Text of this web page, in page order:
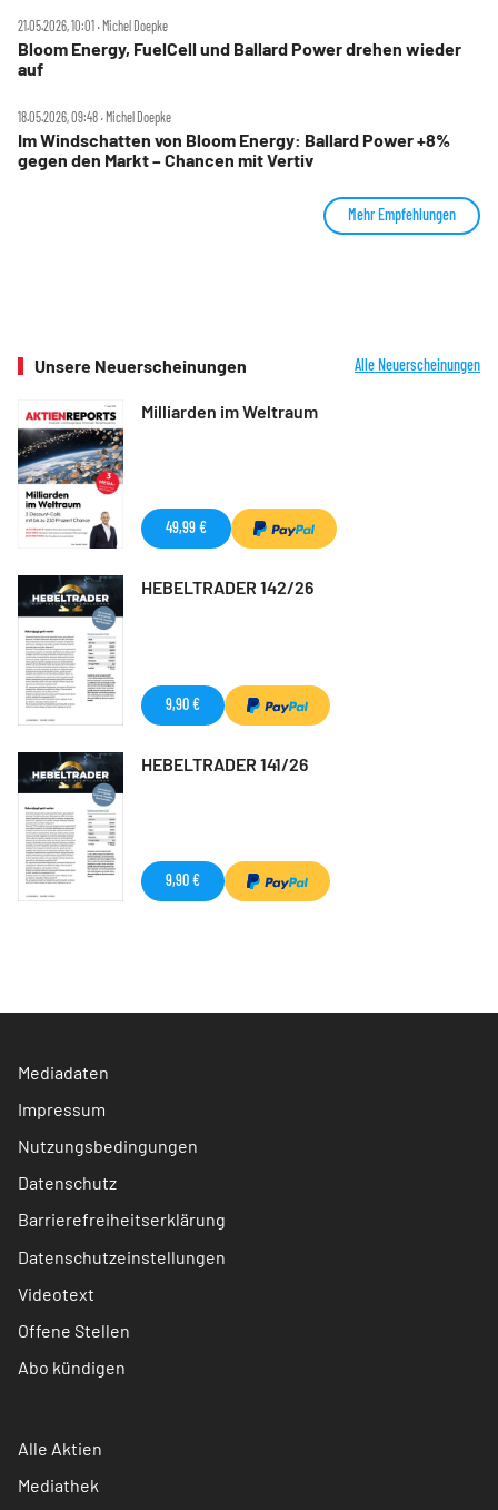
21.05.2026, 10:01 ‧ Michel Doepke
Bloom Energy, FuelCell und Ballard Power drehen wieder
auf
18.05.2026, 09:48 ‧ Michel Doepke
Im Windschatten von Bloom Energy: Ballard Power +8%
gegen den Markt – Chancen mit Vertiv
Mehr Empfehlungen
Unsere Neuerscheinungen Alle Neuerscheinungen
Milliarden im Weltraum
49,99 €
HEBELTRADER 142/26
9,90 €
HEBELTRADER 141/26
9,90 €
Mediadaten
Impressum
Nutzungsbedingungen
Datenschutz
Barrierefreiheitserklärung
Datenschutzeinstellungen
Videotext
Offene Stellen
Abo kündigen
Alle Aktien
Mediathek